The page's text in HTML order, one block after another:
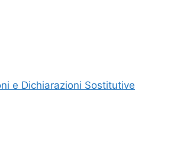
e Dichiarazioni Sostitutive